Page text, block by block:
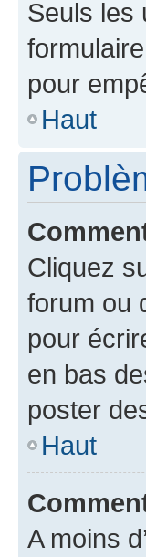
Seuls les
pour
Haut
Cliquez
forum ou
pour
en bas
poster
Haut
A moins